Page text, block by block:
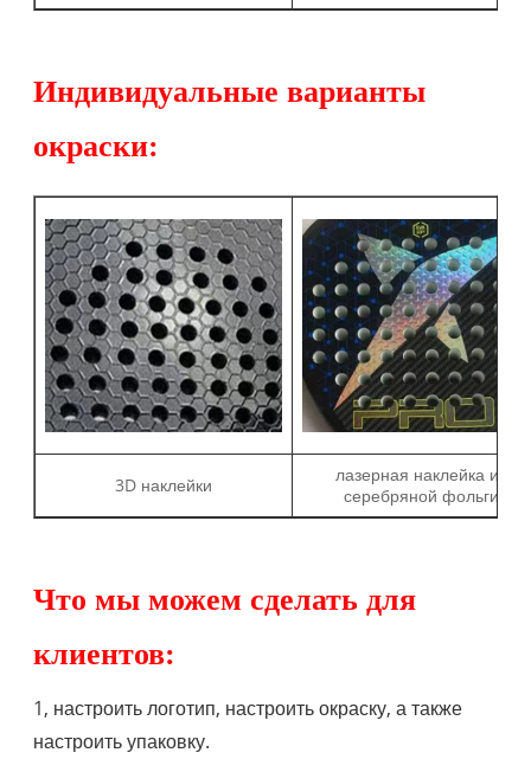
Индивидуальные варианты
окраски:
3D наклейки
лазерная наклейка из
серебряной фольги
Что мы можем сделать для
клиентов:
1, настроить логотип, настроить окраску, а также
настроить упаковку.